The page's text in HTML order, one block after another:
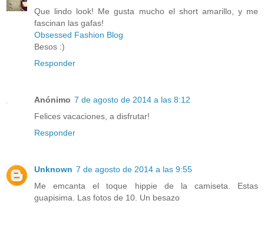
Que lindo look! Me gusta mucho el short amarillo, y me
fascinan las gafas!
Obsessed Fashion Blog
Besos :)
Responder
Anónimo 7 de agosto de 2014 a las 8:12
Felices vacaciones, a disfrutar!
Responder
Unknown 7 de agosto de 2014 a las 9:55
Me emcanta el toque hippie de la camiseta. Estas
guapisima. Las fotos de 10. Un besazo